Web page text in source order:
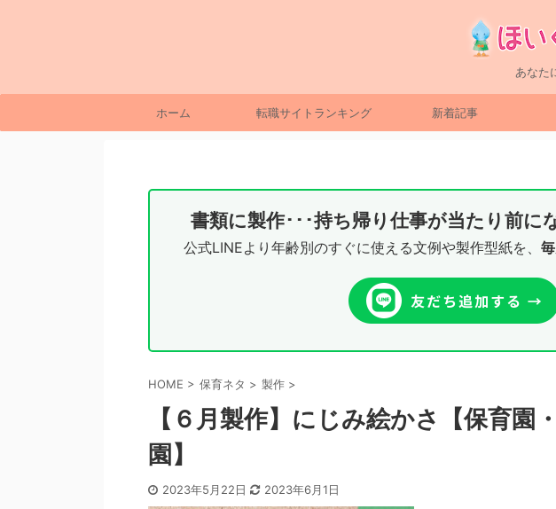
あなた
ホーム 転職サイトランキング 新着記事
書類に製作･･･持ち帰り仕事が当たり前に
公式LINEより年齢別のすぐに使える文例や製作型紙を、
HOME > 保育ネタ > 製作 >
【６月製作】にじみ絵かさ【保育園
園】
2023年5月22日 2023年6月1日